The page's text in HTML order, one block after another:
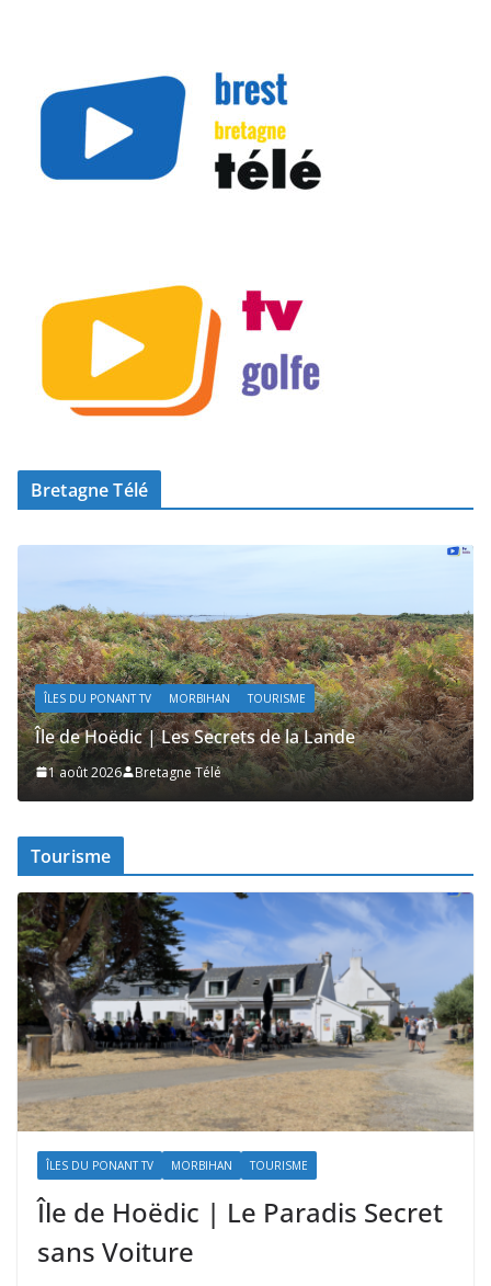
Bretagne Télé
ÎLES DU PONANT TV MORBIHAN TOURISME
Île de Hoëdic | Les Secrets de la Lande
1 août 2026 Bretagne Télé
Tourisme
ÎLES DU PONANT TV MORBIHAN TOURISME
Île de Hoëdic | Le Paradis Secret
sans Voiture